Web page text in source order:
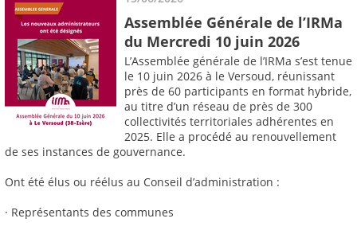
Assemblée Générale de l’IRMa
du Mercredi 10 juin 2026
L’Assemblée générale de l’IRMa s’est tenue
le 10 juin 2026 à le Versoud, réunissant
près de 60 participants en format hybride,
au titre d’un réseau de près de 300
collectivités territoriales adhérentes en
2025. Elle a procédé au renouvellement
de ses instances de gouvernance.
Ont été élus ou réélus au Conseil d’administration :
· Représentants des communes